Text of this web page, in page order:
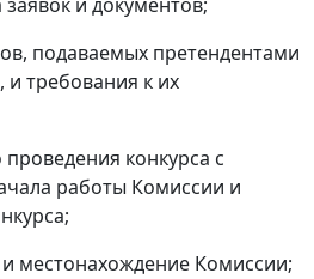
подаваемых претендентами
и требования к их
конкурса с
работы Комиссии и
местонахождение Комиссии;